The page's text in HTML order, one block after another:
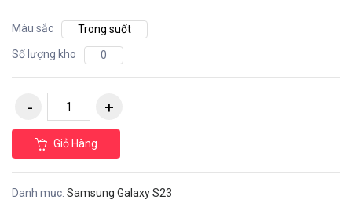
Màu sắc
Trong suốt
Số lượng kho
0
Giỏ Hàng
Danh mục: Samsung Galaxy S23